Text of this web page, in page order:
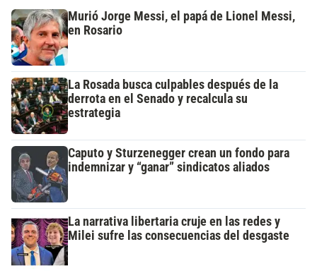
Murió Jorge Messi, el papá de Lionel Messi,
en Rosario
La Rosada busca culpables después de la
derrota en el Senado y recalcula su
estrategia
Caputo y Sturzenegger crean un fondo para
indemnizar y “ganar” sindicatos aliados
La narrativa libertaria cruje en las redes y
Milei sufre las consecuencias del desgaste